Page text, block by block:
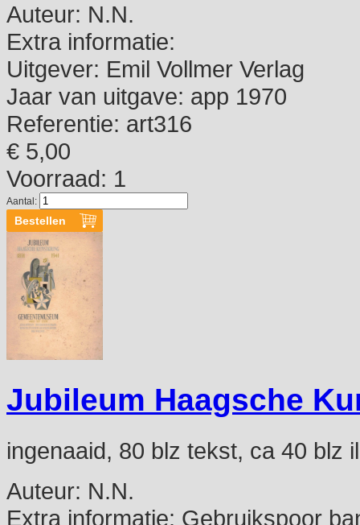
Auteur: N.N.
Extra informatie:
Uitgever: Emil Vollmer Verlag
Jaar van uitgave: app 1970
Referentie: art316
€ 5,00
Voorraad: 1
Aantal:
Jubileum Haagsche
ingenaaid, 80 blz tekst, ca 40 blz
Auteur: N.N.
Extra informatie: Gebruikspoor